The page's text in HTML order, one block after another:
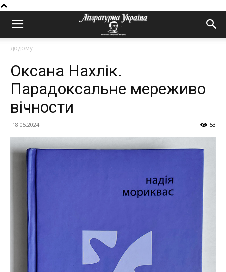
додому
Оксана Нахлік.
Парадоксальне мереживо
вічности
18.05.2024 53